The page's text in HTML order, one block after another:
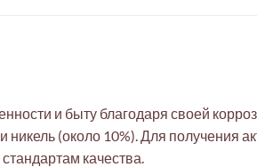
и быту благодаря своей
(около 10%). Для получения
качества.